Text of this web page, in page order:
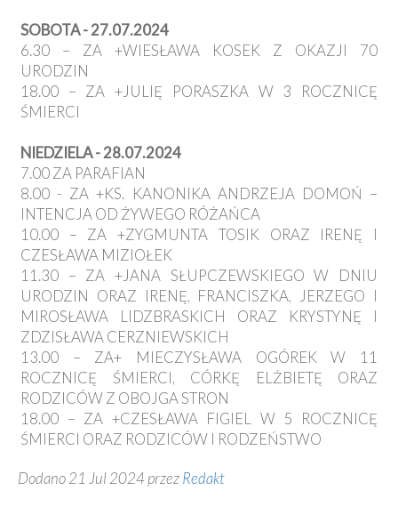
SOBOTA - 27.07.2024
6.30 – ZA +WIESŁAWA KOSEK Z OKAZJI 70
URODZIN
18.00 – ZA +JULIĘ PORASZKA W 3 ROCZNICĘ
ŚMIERCI
NIEDZIELA - 28.07.2024
7.00 ZA PARAFIAN
8.00 - ZA +KS. KANONIKA ANDRZEJA DOMOŃ –
INTENCJA OD ŻYWEGO RÓŻAŃCA
10.00 – ZA +ZYGMUNTA TOSIK ORAZ IRENĘ I
CZESŁAWA MIZIOŁEK
11.30 – ZA +JANA SŁUPCZEWSKIEGO W DNIU
URODZIN ORAZ IRENĘ, FRANCISZKA, JERZEGO I
MIROSŁAWA LIDZBRASKICH ORAZ KRYSTYNĘ I
ZDZISŁAWA CERZNIEWSKICH
13.00 – ZA+ MIECZYSŁAWA OGÓREK W 11
ROCZNICĘ ŚMIERCI, CÓRKĘ ELŻBIETĘ ORAZ
RODZICÓW Z OBOJGA STRON
18.00 – ZA +CZESŁAWA FIGIEL W 5 ROCZNICĘ
ŚMIERCI ORAZ RODZICÓW I RODZEŃSTWO
Dodano 21 Jul 2024 przezRedakt